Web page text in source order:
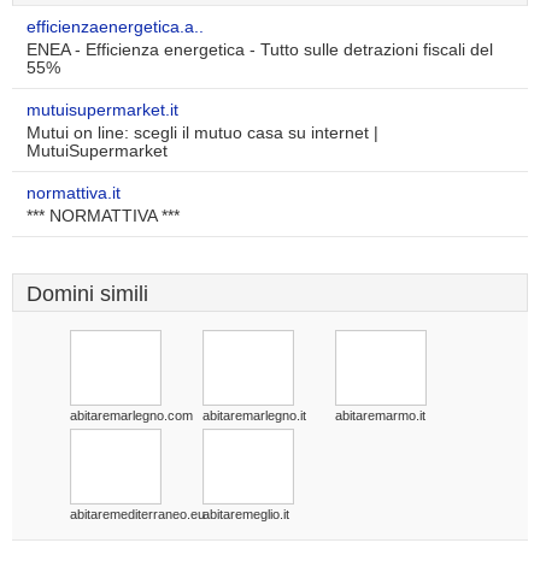
efficienzaenergetica.a..
ENEA - Efficienza energetica - Tutto sulle detrazioni fiscali del
55%
mutuisupermarket.it
Mutui on line: scegli il mutuo casa su internet |
MutuiSupermarket
normattiva.it
*** NORMATTIVA ***
Domini simili
abitaremarlegno.com abitaremarlegno.it abitaremarmo.it
abitaremediterraneo.euabitaremeglio.it